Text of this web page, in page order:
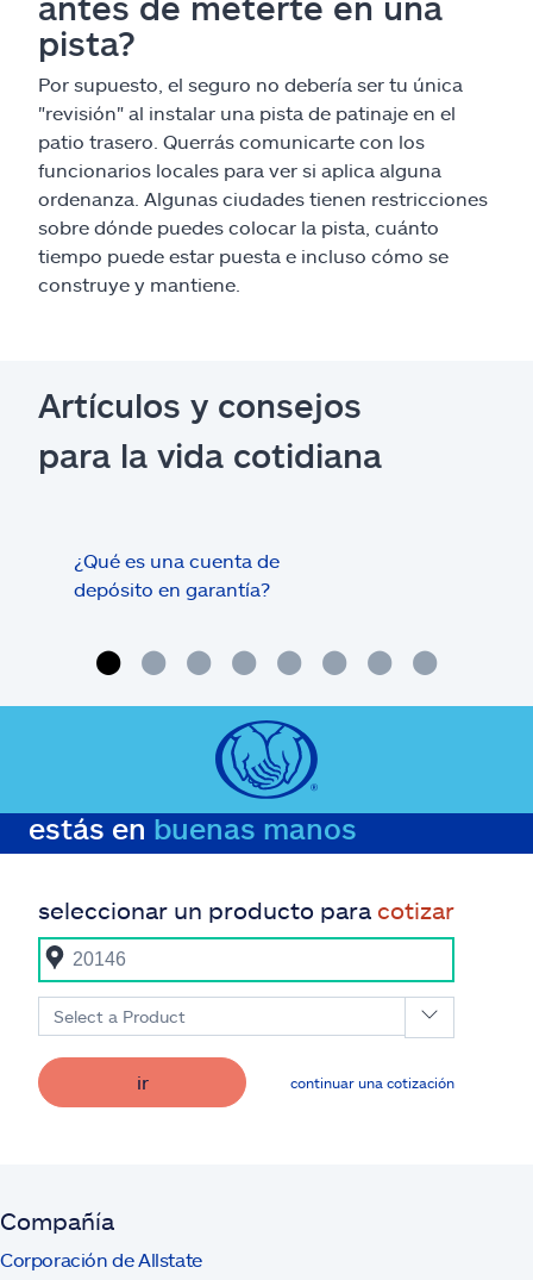
pista?
Por supuesto, el seguro no debería ser tu única
"revisión" al instalar una pista de patinaje en el
patio trasero. Querrás comunicarte con los
funcionarios locales para ver si aplica alguna
ordenanza. Algunas ciudades tienen restricciones
sobre dónde puedes colocar la pista, cuánto
tiempo puede estar puesta e incluso cómo se
construye y mantiene.
Artículos y consejos
para la vida cotidiana
¿Qué es una cuenta de
depósito en garantía?
estás en buenas manos
seleccionar un producto para cotizar
Select a Product
ir continuar una cotización
Compañía
Corporación de Allstate